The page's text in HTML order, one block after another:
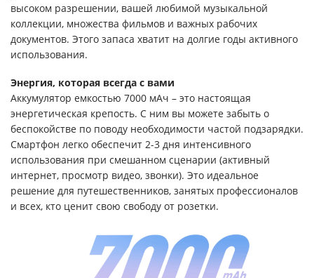
высоком разрешении, вашей любимой музыкальной
коллекции, множества фильмов и важных рабочих
документов. Этого запаса хватит на долгие годы активного
использования.
Энергия, которая всегда с вами
Аккумулятор емкостью 7000 мАч – это настоящая
энергетическая крепость. С ним вы можете забыть о
беспокойстве по поводу необходимости частой подзарядки.
Смартфон легко обеспечит 2-3 дня интенсивного
использования при смешанном сценарии (активный
интернет, просмотр видео, звонки). Это идеальное
решение для путешественников, занятых профессионалов
и всех, кто ценит свою свободу от розетки.